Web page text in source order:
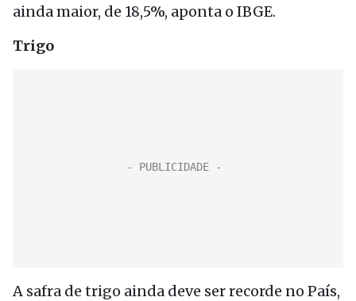
ainda maior, de 18,5%, aponta o IBGE.
Trigo
A safra de trigo ainda deve ser recorde no País,